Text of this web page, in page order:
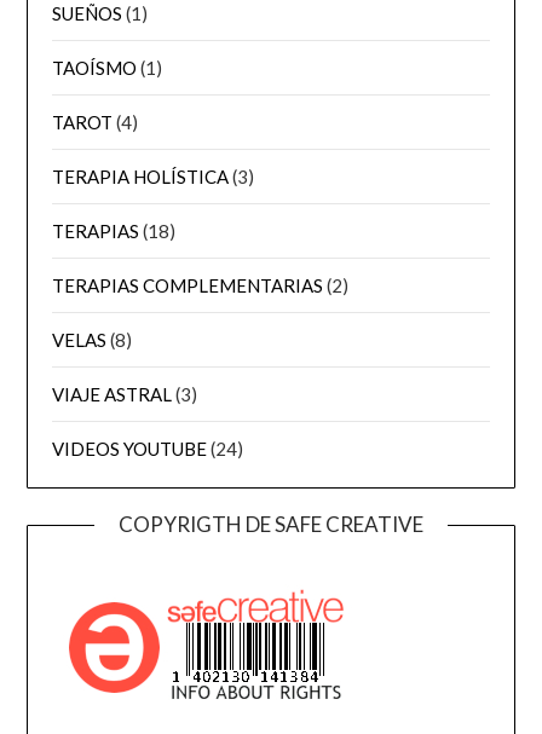
SUEÑOS (1)
TAOÍSMO (1)
TAROT (4)
TERAPIA HOLÍSTICA(3)
TERAPIAS (18)
TERAPIAS COMPLEMENTARIAS (2)
VELAS (8)
VIAJE ASTRAL(3)
VIDEOS YOUTUBE(24)
COPYRIGTH DE SAFE CREATIVE